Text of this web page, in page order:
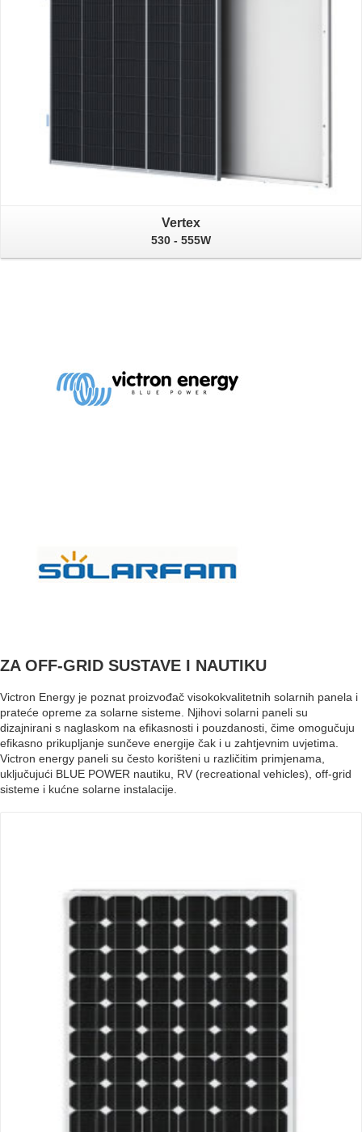
Vertex
530 - 555W
ZA OFF-GRID SUSTAVE I NAUTIKU
Victron Energy je poznat proizvođač visokokvalitetnih solarnih panela i
prateće opreme za solarne sisteme. Njihovi solarni paneli su
dizajnirani s naglaskom na efikasnosti i pouzdanosti, čime omogučuju
efikasno prikupljanje sunčeve energije čak i u zahtjevnim uvjetima.
Victron energy paneli su često korišteni u različitim primjenama,
uključujući BLUE POWER nautiku, RV (recreational vehicles), off-grid
sisteme i kućne solarne instalacije.